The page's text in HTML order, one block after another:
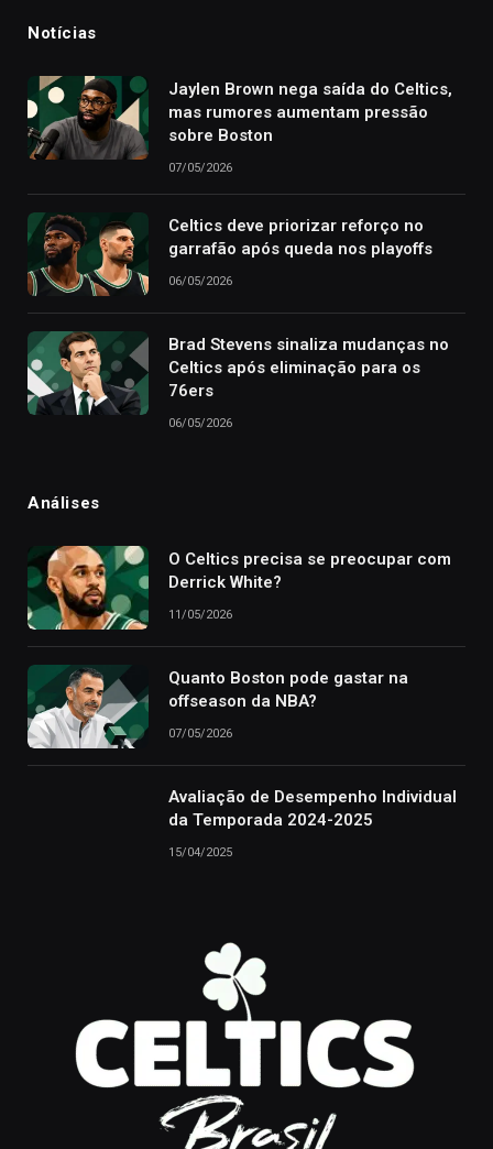
Notícias
Jaylen Brown nega saída do Celtics,
mas rumores aumentam pressão
sobre Boston
07/05/2026
Celtics deve priorizar reforço no
garrafão após queda nos playoffs
06/05/2026
Brad Stevens sinaliza mudanças no
Celtics após eliminação para os
76ers
06/05/2026
Análises
O Celtics precisa se preocupar com
Derrick White?
11/05/2026
Quanto Boston pode gastar na
offseason da NBA?
07/05/2026
Avaliação de Desempenho Individual
da Temporada 2024-2025
15/04/2025